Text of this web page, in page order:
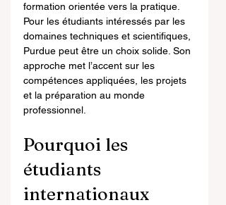
formation orientée vers la pratique.
Pour les étudiants intéressés par les
domaines techniques et scientifiques,
Purdue peut être un choix solide. Son
approche met l’accent sur les
compétences appliquées, les projets
et la préparation au monde
professionnel.
Pourquoi les
étudiants
internationaux